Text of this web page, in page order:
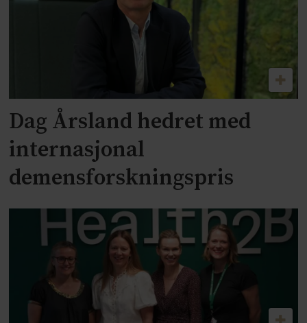
Dag Årsland hedret med
internasjonal
demensforskningspris